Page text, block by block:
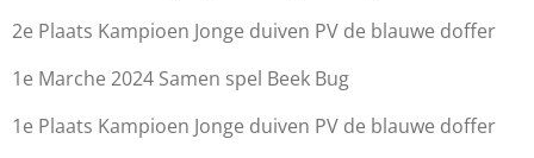
2e Plaats Kampioen Jonge duiven PV de blauwe doffer
1e Marche 2024 Samen spel Beek Bug
1e Plaats Kampioen Jonge duiven PV de blauwe doffer